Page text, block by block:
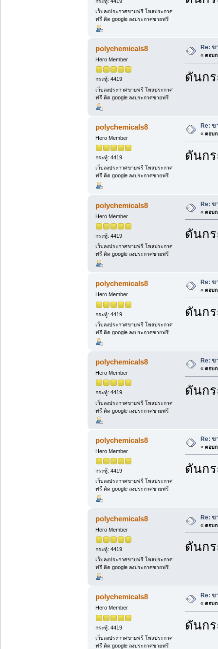
เว็บลงประกาศขายฟรี โพสประกาศ
ฟรี ติด google ลงประกาศขายฟรี
polychemicals8
Hero Member
กระทู้: 4419
เว็บลงประกาศขายฟรี โพสประกาศ
ฟรี ติด google ลงประกาศขายฟรี
Re:
« ตอบก
ดันก
polychemicals8
Hero Member
กระทู้: 4419
เว็บลงประกาศขายฟรี โพสประกาศ
ฟรี ติด google ลงประกาศขายฟรี
Re: ข
« ตอบก
ดันก
polychemicals8
Hero Member
กระทู้: 4419
เว็บลงประกาศขายฟรี โพสประกาศ
ฟรี ติด google ลงประกาศขายฟรี
Re: ข
« ตอบก
ดันก
polychemicals8
Hero Member
กระทู้: 4419
เว็บลงประกาศขายฟรี โพสประกาศ
ฟรี ติด google ลงประกาศขายฟรี
Re:
« ตอบก
ดันก
polychemicals8
Hero Member
กระทู้: 4419
เว็บลงประกาศขายฟรี โพสประกาศ
ฟรี ติด google ลงประกาศขายฟรี
Re:
« ตอบก
ดันก
polychemicals8
Hero Member
กระทู้: 4419
เว็บลงประกาศขายฟรี โพสประกาศ
ฟรี ติด google ลงประกาศขายฟรี
Re: ข
« ตอบก
ดันก
polychemicals8
Hero Member
กระทู้: 4419
เว็บลงประกาศขายฟรี โพสประกาศ
ฟรี ติด google ลงประกาศขายฟรี
Re: ข
« ตอบก
ดันก
polychemicals8
Hero Member
กระทู้: 4419
เว็บลงประกาศขายฟรี โพสประกาศ
ฟรี ติด google ลงประกาศขายฟรี
Re:
« ตอบก
ดันก